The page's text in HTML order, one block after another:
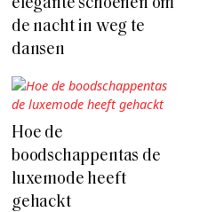
elegante schoenen om
de nacht in weg te
dansen
Hoe de
boodschappentas de
luxemode heeft
gehackt